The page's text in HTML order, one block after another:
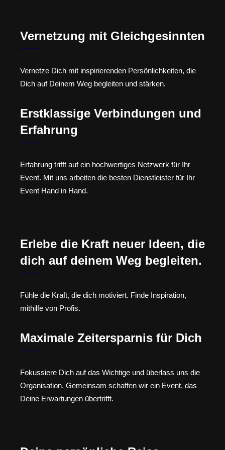
Vernetzung mit Gleichgesinnten
Vernetze Dich mit inspirierenden Persönlichkeiten, die
Dich auf Deinem Weg begleiten und stärken.
Erstklassige Verbindungen und
Erfahrung
Erfahrung trifft auf ein hochwertiges Netzwerk für Ihr
Event. Mit uns arbeiten die besten Dienstleister für Ihr
Event Hand in Hand.
Erlebe die Kraft neuer Ideen, die
dich auf deinem Weg begleiten.
Fühle die Kraft, die dich motiviert. Finde Inspiration,
mithilfe von Profis.
Maximale Zeitersparnis für Dich
Fokussiere Dich auf das Wichtige und überlass uns die
Organisation. Gemeinsam schaffen wir ein Event, das
Deine Erwartungen übertrifft.